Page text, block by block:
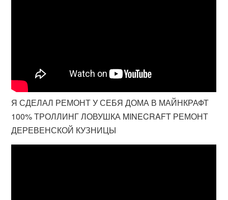
Я СДЕЛАЛ РЕМОНТ У СЕБЯ ДОМА В МАЙНКРАФТ
100% ТРОЛЛИНГ ЛОВУШКА MINECRAFT РЕМОНТ
ДЕРЕВЕНСКОЙ КУЗНИЦЫ